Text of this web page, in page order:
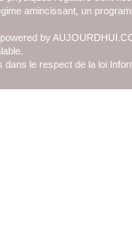
amincissant, un
by
le respect de la loi